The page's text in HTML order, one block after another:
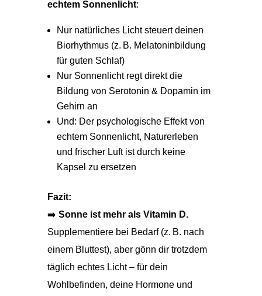
echtem Sonnenlicht:
Nur natürliches Licht steuert deinen
Biorhythmus (z. B. Melatoninbildung
für guten Schlaf)
Nur Sonnenlicht regt direkt die
Bildung von Serotonin & Dopamin im
Gehirn an
Und: Der psychologische Effekt von
echtem Sonnenlicht, Naturerleben
und frischer Luft ist durch keine
Kapsel zu ersetzen
Fazit:
➡️ Sonne ist mehr als Vitamin D.
Supplementiere bei Bedarf (z. B. nach
einem Bluttest), aber gönn dir trotzdem
täglich echtes Licht – für dein
Wohlbefinden, deine Hormone und